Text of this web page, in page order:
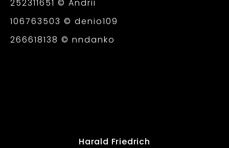
252311651 © Andrii
106763503 © denio109
266618138 © nndanko
Harald Friedrich